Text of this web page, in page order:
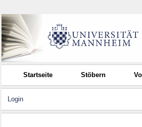
Startseite Stöbern
Login